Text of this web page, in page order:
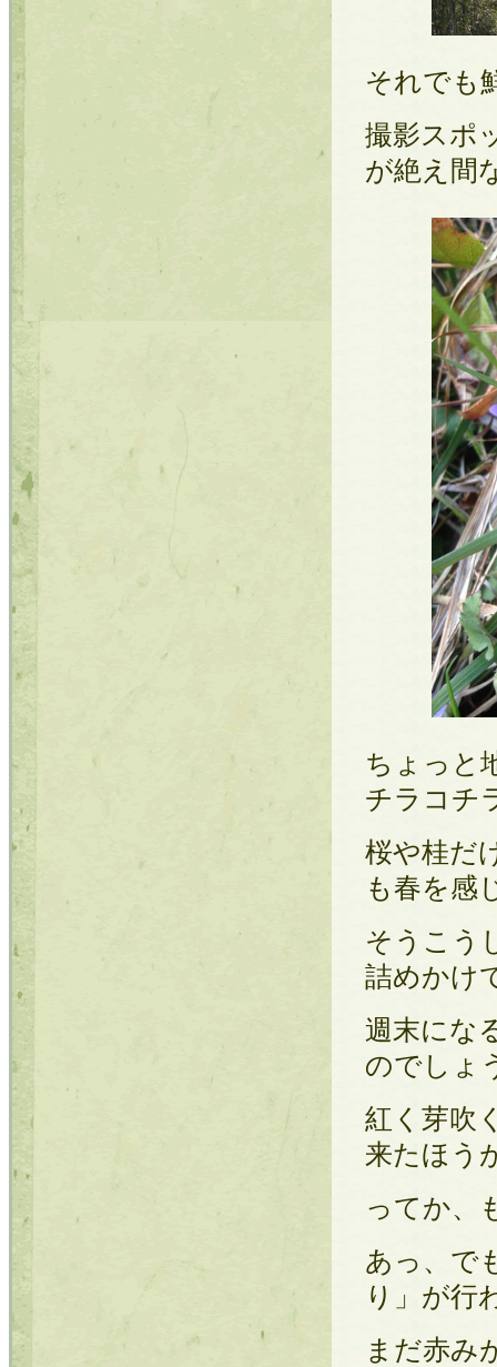
それでも
撮影スポ
が絶え間
ちょっと
チラコチ
桜や桂だ
も春を感
そうこう
詰めかけ
週末にな
のでしょ
紅く芽吹
来たほう
ってか、
あっ、で
り」が行
まだ赤み